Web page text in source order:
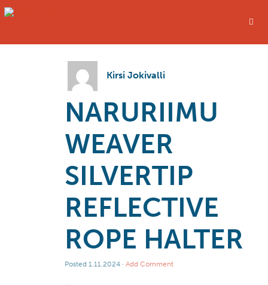
Kirsi Jokivalli
NARURIIMU
WEAVER
SILVERTIP
REFLECTIVE
ROPE HALTER
Posted 1.11.2024 · Add Comment